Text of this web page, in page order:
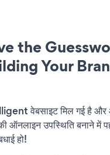
the
Your
वेबसाइट मिल गई है
ऑनलाइन उपस्थिति बनाने में
हो!